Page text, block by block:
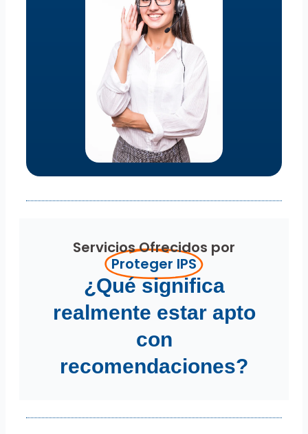
Servicios Ofrecidos por
Proteger IPS
¿Qué significa
realmente estar apto
con
recomendaciones?